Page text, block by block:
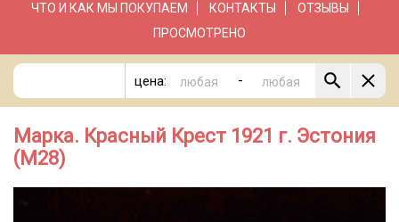
ЧТО И КАК МЫ ПОКУПАЕМ
КОНТАКТЫ
ОТЗЫВЫ
ПРОСМОТРЕНО
цена: -
Марка. Красный Крест 1921 г. Эстония
(М28)